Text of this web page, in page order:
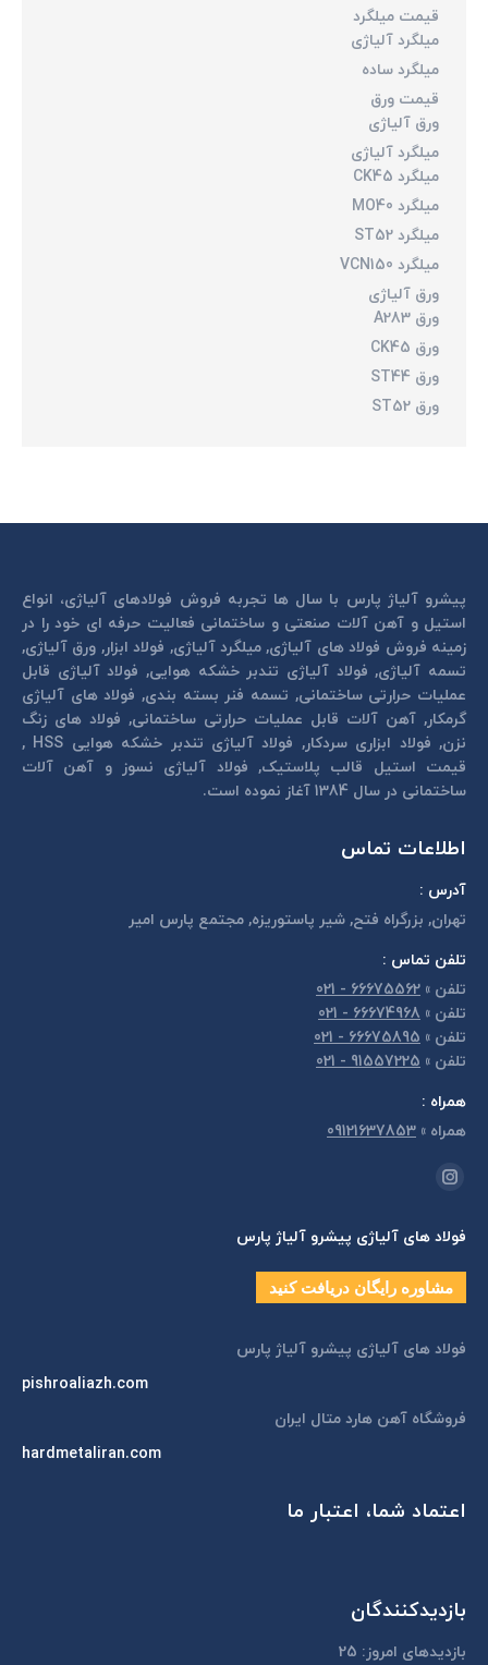
قیمت میلگرد
میلگرد آلیاژی
میلگرد ساده
قیمت ورق
ورق آلیاژی
میلگرد آلیاژی
میلگرد CK45
میلگرد MO40
میلگرد ST52
میلگرد VCN150
ورق آلیاژی
ورق A283
ورق CK45
ورق ST44
ورق ST52
پیشرو آلیاژ پارس با سال ها تجربه فروش فولادهای آلیاژی، انواع
استیل و آهن آلات صنعتی و ساختمانی فعالیت حرفه ای خود را در
زمینه فروش فولاد های آلیاژی, میلگرد آلیاژی, فولاد ابزار, ورق آلیاژی,
تسمه آلیاژی, فولاد آلیاژی تندبر خشكه هوايی, فولاد آلیاژی قابل
عمليات حرارتی ساختمانی, تسمه فنر بسته بندی, فولاد های آلیاژی
گرمكار, آهن آلات قابل عمليات حرارتی ساختمانی, فولاد های زنگ
نزن, فولاد ابزاری سردكار, فولاد آلیاژی تندبر خشكه هوايی HSS ,
قیمت استیل قالب پلاستيک, فولاد آلیاژی نسوز و آهن آلات
ساختمانی در سال 1384 آغاز نموده است.
اطلاعات تماس
آدرس :
تهران, بزرگراه فتح, شير پاستوريزه, مجتمع پارس امير
تلفن تماس :
تلفن »
66675562 - 021
تلفن »
66674968 - 021
تلفن »
66675895 - 021
تلفن »
91557225 - 021
همراه :
همراه »
09121637853
مارا در اینجا پیدا کنید:
اینستاگرام
opens
in
new
فولاد های آلیاژی پیشرو آلیاژ پارس
مشاوره رایگان دریافت کنید
فولاد های آلیاژی پیشرو آلیاژ پارس
pishroaliazh.com
فروشگاه آهن هارد متال ایران
hardmetaliran.com
اعتماد شما، اعتبار ما
بازدیدکنندگان
بازدیدهای امروز: 25